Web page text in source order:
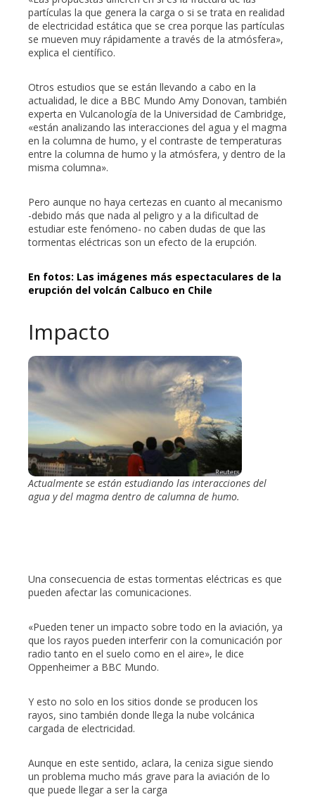
partículas la que genera la carga o si se trata en realidad
de electricidad estática que se crea porque las partículas
se mueven muy rápidamente a través de la atmósfera»,
explica el científico.
Otros estudios que se están llevando a cabo en la
actualidad, le dice a BBC Mundo Amy Donovan, también
experta en Vulcanología de la Universidad de Cambridge,
«están analizando las interacciones del agua y el magma
en la columna de humo, y el contraste de temperaturas
entre la columna de humo y la atmósfera, y dentro de la
misma columna».
Pero aunque no haya certezas en cuanto al mecanismo
-debido más que nada al peligro y a la dificultad de
estudiar este fenómeno- no caben dudas de que las
tormentas eléctricas son un efecto de la erupción.
En fotos: Las imágenes más espectaculares de la
erupción del volcán Calbuco en Chile
Impacto
Actualmente se están estudiando las interacciones del
agua y del magma dentro de calumna de humo.
Una consecuencia de estas tormentas eléctricas es que
pueden afectar las comunicaciones.
«Pueden tener un impacto sobre todo en la aviación, ya
que los rayos pueden interferir con la comunicación por
radio tanto en el suelo como en el aire», le dice
Oppenheimer a BBC Mundo.
Y esto no solo en los sitios donde se producen los
rayos, sino también donde llega la nube volcánica
cargada de electricidad.
Aunque en este sentido, aclara, la ceniza sigue siendo
un problema mucho más grave para la aviación de lo
que puede llegar a ser la carga